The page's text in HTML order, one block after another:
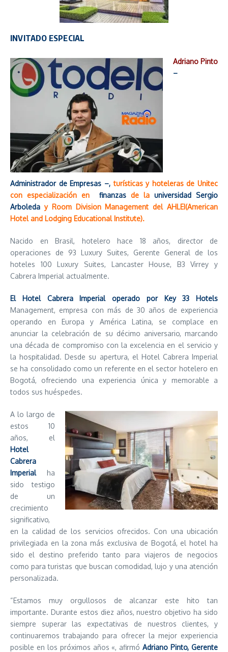
INVITADO ESPECIAL
Adriano Pinto
–
Administrador de Empresas –,turísticas y hoteleras de Unitec
con especialización en finanzasde la universidad Sergio
Arboleda y Room Division Management del AHLEI(American
Hotel and Lodging Educational Institute).
Nacido en Brasil, hotelero hace 18 años, director de
operaciones de 93 Luxury Suites, Gerente General de los
hoteles 100 Luxury Suites, Lancaster House, B3 Virrey y
Cabrera Imperial actualmente.
El Hotel Cabrera Imperial operado por Key 33 Hotels
Management, empresa con más de 30 años de experiencia
operando en Europa y América Latina, se complace en
anunciar la celebración de su décimo aniversario, marcando
una década de compromiso con la excelencia en el servicio y
la hospitalidad. Desde su apertura, el Hotel Cabrera Imperial
se ha consolidado como un referente en el sector hotelero en
Bogotá, ofreciendo una experiencia única y memorable a
todos sus huéspedes.
A lo largo de
estos 10
años, el
Hotel
Cabrera
Imperialha
sido testigo
de un
crecimiento
significativo,
en la calidad de los servicios ofrecidos. Con una ubicación
privilegiada en la zona más exclusiva de Bogotá, el hotel ha
sido el destino preferido tanto para viajeros de negocios
como para turistas que buscan comodidad, lujo y una atención
personalizada.
“Estamos muy orgullosos de alcanzar este hito tan
importante. Durante estos diez años, nuestro objetivo ha sido
siempre superar las expectativas de nuestros clientes, y
continuaremos trabajando para ofrecer la mejor experiencia
posible en los próximos años «, afirmóAdriano Pinto, Gerente